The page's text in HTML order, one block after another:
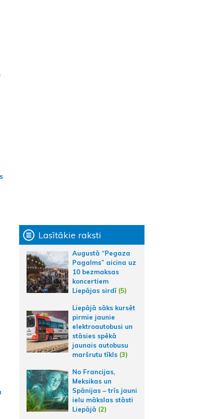
Lasītākie raksti
Augustā “Pegaza
Pagalms” aicina uz
10 bezmaksas
koncertiem
Liepājas sirdī (5)
Liepājā sāks kursēt
pirmie jaunie
elektroautobusi un
stāsies spēkā
jaunais autobusu
maršrutu tīkls (3)
No Francijas,
Meksikas un
Spānijas – trīs jauni
ielu mākslas stāsti
Liepājā (2)